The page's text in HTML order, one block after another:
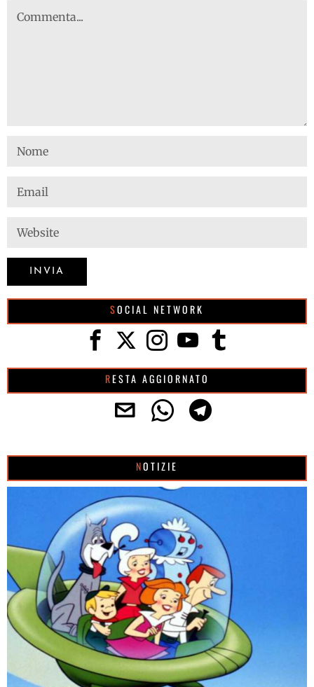
SOCIAL NETWORK
RESTA AGGIORNATO
NOTIZIE